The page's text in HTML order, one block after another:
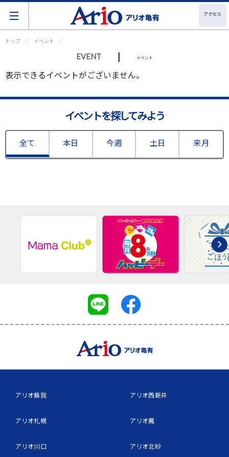
アクセス
トップ イベント
EVENT | イベント
表示できるイベントがございません。
イベントを探してみよう
全て 本日 今週 土日 来月
アリオ蘇我
アリオ札幌
アリオ川口
アリオ西新井
アリオ鳳
アリオ北砂